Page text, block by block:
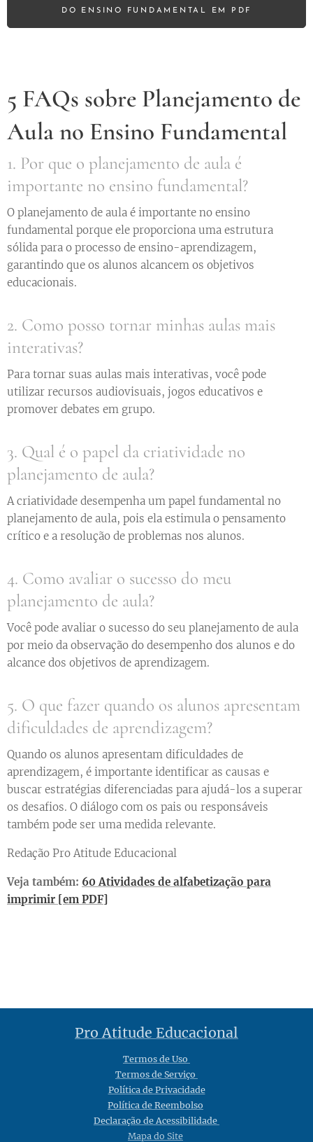
DO ENSINO FUNDAMENTAL EM PDF
5 FAQs sobre Planejamento de
Aula no Ensino Fundamental
1. Por que o planejamento de aula é
importante no ensino fundamental?
O planejamento de aula é importante no ensino
fundamental porque ele proporciona uma estrutura
sólida para o processo de ensino-aprendizagem,
garantindo que os alunos alcancem os objetivos
educacionais.
2. Como posso tornar minhas aulas mais
interativas?
Para tornar suas aulas mais interativas, você pode
utilizar recursos audiovisuais, jogos educativos e
promover debates em grupo.
3. Qual é o papel da criatividade no
planejamento de aula?
A criatividade desempenha um papel fundamental no
planejamento de aula, pois ela estimula o pensamento
crítico e a resolução de problemas nos alunos.
4. Como avaliar o sucesso do meu
planejamento de aula?
Você pode avaliar o sucesso do seu planejamento de aula
por meio da observação do desempenho dos alunos e do
alcance dos objetivos de aprendizagem.
5. O que fazer quando os alunos apresentam
dificuldades de aprendizagem?
Quando os alunos apresentam dificuldades de
aprendizagem, é importante identificar as causas e
buscar estratégias diferenciadas para ajudá-los a superar
os desafios. O diálogo com os pais ou responsáveis
também pode ser uma medida relevante.
Redação Pro Atitude Educacional
Veja também: 60 Atividades de alfabetização para
imprimir [em PDF]
Pro Atitude Educacional
Termos de Uso
Termos de Serviço
Política de Privacidade
Política de Reembolso
Declaração de Acessibilidade
Mapa do Site